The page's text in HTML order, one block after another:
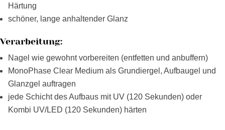
Härtung
schöner, lange anhaltender Glanz
Verarbeitung:
Nagel wie gewohnt vorbereiten (entfetten und anbuffern)
MonoPhase Clear Medium als Grundiergel, Aufbaugel und
Glanzgel auftragen
jede Schicht des Aufbaus mit UV (120 Sekunden) oder
Kombi UV/LED (120 Sekunden) härten